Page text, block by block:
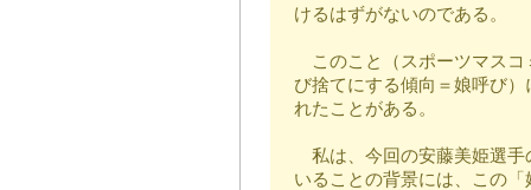
けるはずがないのである。
このこと（スポーツマスコ
び捨てにする傾向＝娘呼び
れたことがある。
私は、今回の安藤美姫選手
いることの背景には、この